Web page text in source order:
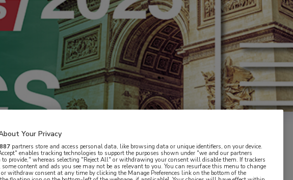
Your Privacy
887 partners store and access personal data, like browsing data or unique identifiers, on your device.
enables tracking technologies to support the purposes shown under "we and our partners
to provide," whereas selecting "Reject All" or withdrawing your consent will disable them. If trackers
some content and ads you see may not be as relevant to you. You can resurface this menu to change
or withdraw consent at any time by clicking the Manage Preferences link on the bottom of the